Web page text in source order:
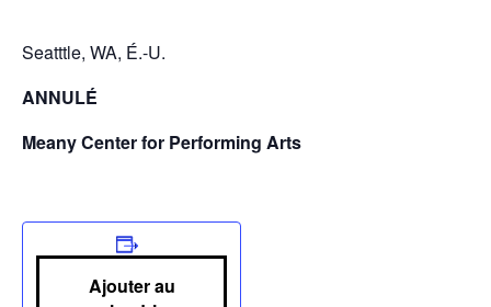
Seatttle, WA, É.-U.
ANNULÉ
Meany Center for Performing Arts
Ajouter au